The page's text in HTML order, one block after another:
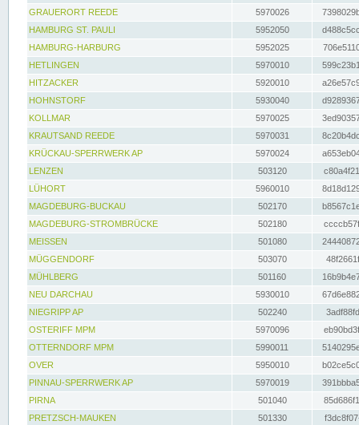
GRAUERORT REEDE
5970026
HAMBURG ST. PAULI
5952050
HAMBURG-HARBURG
5952025
HETLINGEN
5970010
HITZACKER
5920010
HOHNSTORF
5930040
KOLLMAR
5970025
KRAUTSAND REEDE
5970031
KRÜCKAU-SPERRWERK AP
5970024
LENZEN
503120
LÜHORT
5960010
MAGDEBURG-BUCKAU
502170
MAGDEBURG-STROMBRÜCKE
502180
MEISSEN
501080
MÜGGENDORF
503070
MÜHLBERG
501160
NEU DARCHAU
5930010
NIEGRIPP AP
502240
OSTERIFF MPM
5970096
OTTERNDORF MPM
5990011
OVER
5950010
PINNAU-SPERRWERK AP
5970019
PIRNA
501040
PRETZSCH-MAUKEN
501330